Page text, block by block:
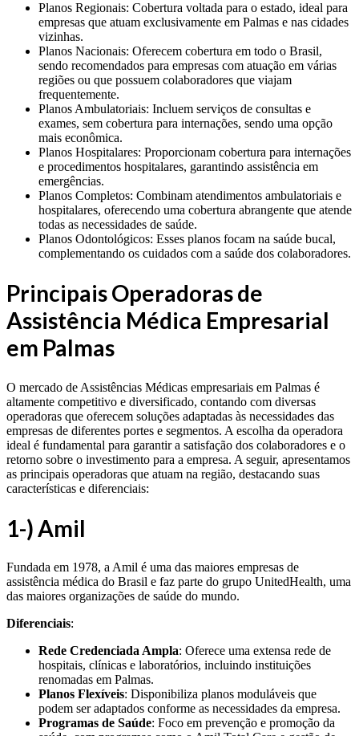
Planos Regionais: Cobertura voltada para o estado, ideal para
empresas que atuam exclusivamente em Palmas e nas cidades
vizinhas.
Planos Nacionais: Oferecem cobertura em todo o Brasil,
sendo recomendados para empresas com atuação em várias
regiões ou que possuem colaboradores que viajam
frequentemente.
Planos Ambulatoriais: Incluem serviços de consultas e
exames, sem cobertura para internações, sendo uma opção
mais econômica.
Planos Hospitalares: Proporcionam cobertura para internações
e procedimentos hospitalares, garantindo assistência em
emergências.
Planos Completos: Combinam atendimentos ambulatoriais e
hospitalares, oferecendo uma cobertura abrangente que atende
todas as necessidades de saúde.
Planos Odontológicos: Esses planos focam na saúde bucal,
complementando os cuidados com a saúde dos colaboradores.
Principais Operadoras de
Assistência Médica Empresarial
em Palmas
O mercado de Assistências Médicas empresariais em Palmas é
altamente competitivo e diversificado, contando com diversas
operadoras que oferecem soluções adaptadas às necessidades das
empresas de diferentes portes e segmentos. A escolha da operadora
ideal é fundamental para garantir a satisfação dos colaboradores e o
retorno sobre o investimento para a empresa. A seguir, apresentamos
as principais operadoras que atuam na região, destacando suas
características e diferenciais:
1-) Amil
Fundada em 1978, a Amil é uma das maiores empresas de
assistência médica do Brasil e faz parte do grupo UnitedHealth, uma
das maiores organizações de saúde do mundo.
Diferenciais:
Rede Credenciada Ampla: Oferece uma extensa rede de
hospitais, clínicas e laboratórios, incluindo instituições
renomadas em Palmas.
Planos Flexíveis: Disponibiliza planos moduláveis que
podem ser adaptados conforme as necessidades da empresa.
Programas de Saúde: Foco em prevenção e promoção da